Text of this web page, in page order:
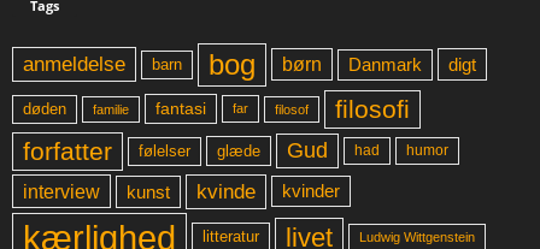
Tags
anmeldelse barn bog børn Danmark digt
døden familie fantasi far filosof
filosofi
forfatter
følelser glæde Gud had humor
interview kunst kvinde kvinder
kærlighed litteratur livet Ludwig Wittgenstein